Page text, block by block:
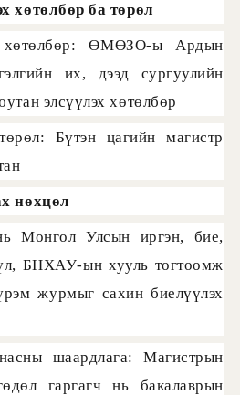
хөтөлбөр ба төрөл
хөтөлбөр: ӨМӨЗО-ы Ардын
их, дээд сургуулийн
элсүүлэх хөтөлбөр
Бүтэн цагийн магистр
нөхцөл
Монгол Улсын иргэн, бие,
БНХАУ-ын хууль тогтоомж
журмыг сахин биелүүлэх
шаардлага: Магистрын
гаргагч нь бакалаврын